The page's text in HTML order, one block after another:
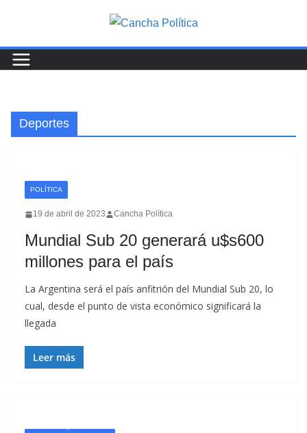
contenido
Deportes
POLÍTICA
19 de abril de 2023 Cancha Política
Mundial Sub 20 generará u$s600
millones para el país
La Argentina será el país anfitrión del Mundial Sub 20, lo
cual, desde el punto de vista económico significará la
llegada
Leer más